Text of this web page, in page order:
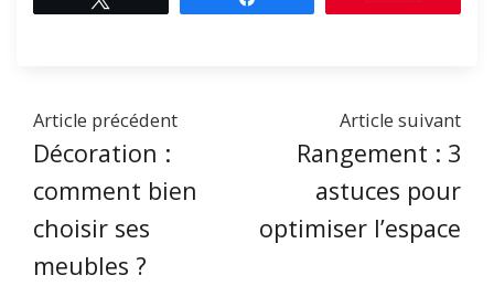
Article précédent
Décoration :
comment bien
choisir ses
meubles ?
Article suivant
Rangement : 3
astuces pour
optimiser l’espace